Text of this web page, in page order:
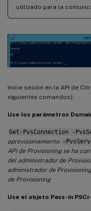
utilizado para la
Inicie sesión en la API de
siguientes comandos):
Use los parámetros
Get-PvsConnection -
aprovisionamiento -
API de Provisioning se ha
del administrador de
administrador de Provisioning
de Provisioning
Use el objeto Pass-in